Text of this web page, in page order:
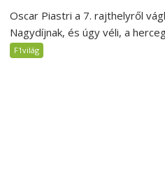
Oscar Piastri a 7. rajthelyről
Nagydíjnak, és úgy véli, a
F1világ